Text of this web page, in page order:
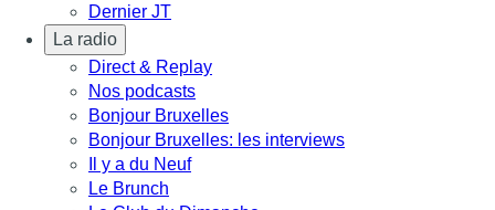
Dernier JT
La radio
Direct & Replay
Nos podcasts
Bonjour Bruxelles
Bonjour Bruxelles: les interviews
Il y a du Neuf
Le Brunch